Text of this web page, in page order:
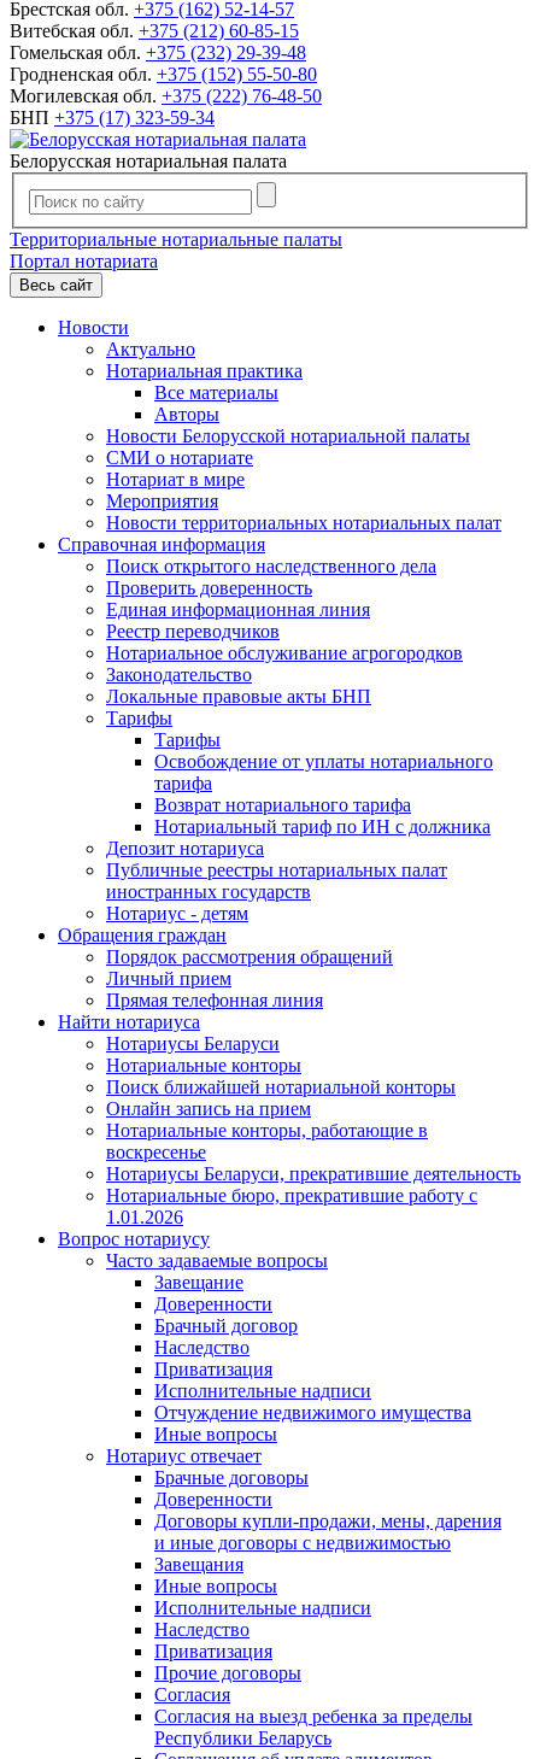
Брестская обл. +375 (162) 52-14-57
Витебская обл. +375 (212) 60-85-15
Гомельская обл. +375 (232) 29-39-48
Гродненская обл. +375 (152) 55-50-80
Могилевская обл. +375 (222) 76-48-50
БНП +375 (17) 323-59-34
Белорусская нотариальная палата
Территориальные нотариальные палаты
Портал нотариата
Весь сайт
Новости
Актуально
Нотариальная практика
Все материалы
Авторы
Новости Белорусской нотариальной палаты
СМИ о нотариате
Нотариат в мире
Мероприятия
Новости территориальных нотариальных палат
Справочная информация
Поиск открытого наследственного дела
Проверить доверенность
Единая информационная линия
Реестр переводчиков
Нотариальное обслуживание агрогородков
Законодательство
Локальные правовые акты БНП
Тарифы
Тарифы
Освобождение от уплаты нотариального
тарифа
Возврат нотариального тарифа
Нотариальный тариф по ИН с должника
Депозит нотариуса
Публичные реестры нотариальных палат
иностранных государств
Нотариус - детям
Обращения граждан
Порядок рассмотрения обращений
Личный прием
Прямая телефонная линия
Найти нотариуса
Нотариусы Беларуси
Нотариальные конторы
Поиск ближайшей нотариальной конторы
Онлайн запись на прием
Нотариальные конторы, работающие в
воскресенье
Нотариусы Беларуси, прекратившие деятельность
Нотариальные бюро, прекратившие работу с
1.01.2026
Вопрос нотариусу
Часто задаваемые вопросы
Завещание
Доверенности
Брачный договор
Наследство
Приватизация
Исполнительные надписи
Отчуждение недвижимого имущества
Иные вопросы
Нотариус отвечает
Брачные договоры
Доверенности
Договоры купли-продажи, мены, дарения
и иные договоры с недвижимостью
Завещания
Иные вопросы
Исполнительные надписи
Наследство
Приватизация
Прочие договоры
Согласия
Согласия на выезд ребенка за пределы
Республики Беларусь